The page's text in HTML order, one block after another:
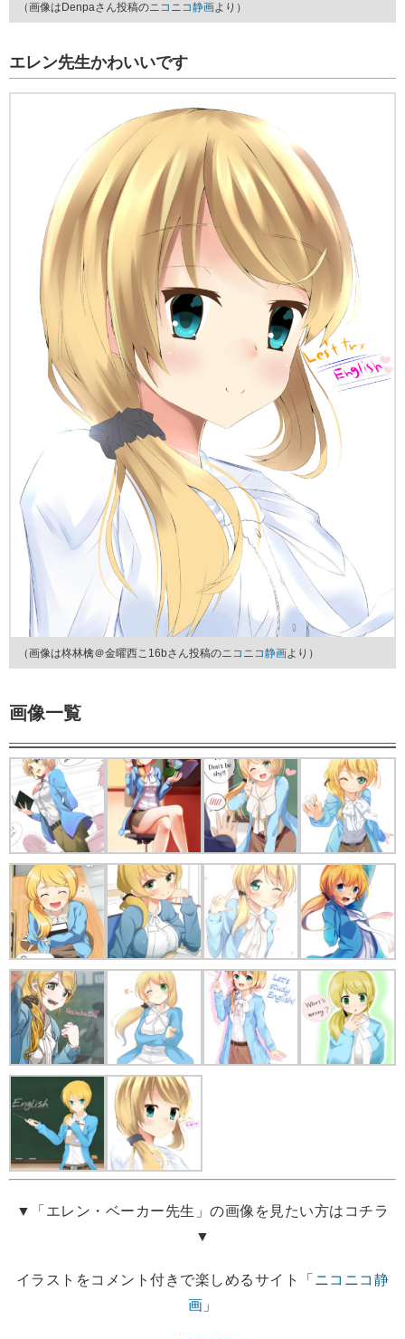
（画像はDenpaさん投稿のニコニコ静画より）
エレン先生かわいいです
（画像は柊林檎＠金曜西こ16bさん投稿のニコニコ静画より）
画像一覧
▼「エレン・ベーカー先生」の画像を見たい方はコチラ
▼
イラストをコメント付きで楽しめるサイト「 ニコニコ静
画 」